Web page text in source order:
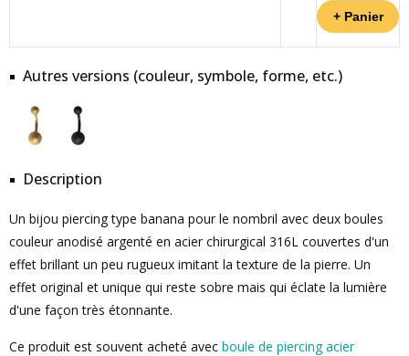
Autres versions (couleur, symbole, forme, etc.)
Description
Un bijou piercing type banana pour le nombril avec deux boules
couleur anodisé argenté en acier chirurgical 316L couvertes d'un
effet brillant un peu rugueux imitant la texture de la pierre. Un
effet original et unique qui reste sobre mais qui éclate la lumière
d'une façon très étonnante.
Ce produit est souvent acheté avec boule de piercing acier